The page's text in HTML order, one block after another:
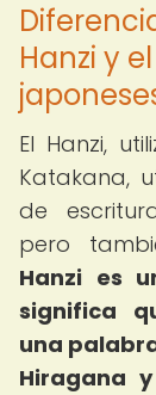
Hanzi y
El Hanzi,
Katakana,
de
pero
Hanzi es
significa
una
Hiragana